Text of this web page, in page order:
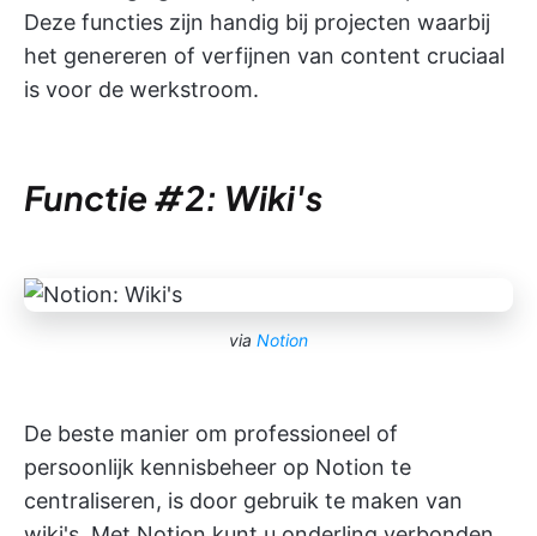
Deze functies zijn handig bij projecten waarbij
het genereren of verfijnen van content cruciaal
is voor de werkstroom.
Functie #2: Wiki's
via Notion
De beste manier om professioneel of
persoonlijk kennisbeheer op Notion te
centraliseren, is door gebruik te maken van